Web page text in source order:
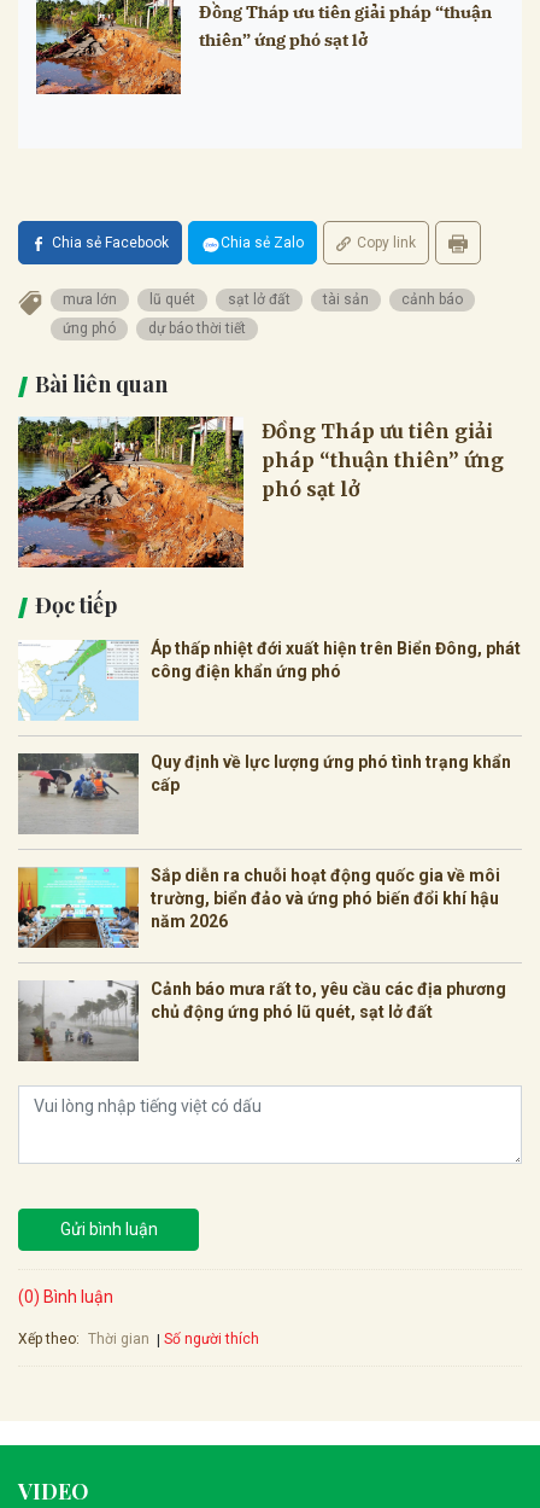
Đồng Tháp ưu tiên giải pháp “thuận
thiên” ứng phó sạt lở
Chia sẻ Facebook Chia sẻ Zalo Copy link
mưa lớn lũ quét sạt lở đất tài sản
cảnh báo
ứng phó
dự báo thời tiết
Bài liên quan
Đồng Tháp ưu tiên giải
pháp “thuận thiên” ứng
phó sạt lở
Đọc tiếp
Áp thấp nhiệt đới xuất hiện trên Biển Đông, phát
công điện khẩn ứng phó
Quy định về lực lượng ứng phó tình trạng khẩn
cấp
Sắp diễn ra chuỗi hoạt động quốc gia về môi
trường, biển đảo và ứng phó biến đổi khí hậu
năm 2026
Cảnh báo mưa rất to, yêu cầu các địa phương
chủ động ứng phó lũ quét, sạt lở đất
Gửi bình luận
(0) Bình luận
Xếp theo: Thời gian Số người thích
VIDEO